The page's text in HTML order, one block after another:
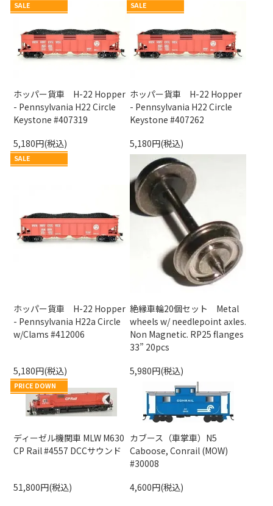
SALE
ホッパー貨車 H-22 Hopper
- Pennsylvania H22 Circle
Keystone #407319
5,180円(税込)
SALE
ホッパー貨車 H-22 Hopper
- Pennsylvania H22 Circle
Keystone #407262
5,180円(税込)
SALE
ホッパー貨車 H-22 Hopper
- Pennsylvania H22a Circle
w/Clams #412006
5,180円(税込)
絶縁車輪20個セット Metal
wheels w/ needlepoint axles.
Non Magnetic. RP25 flanges
33” 20pcs
5,980円(税込)
PRICE DOWN
ディーゼル機関車 MLW M630
CP Rail #4557 DCCサウンド
51,800円(税込)
カブース（車掌車）N5
Caboose, Conrail (MOW)
#30008
4,600円(税込)